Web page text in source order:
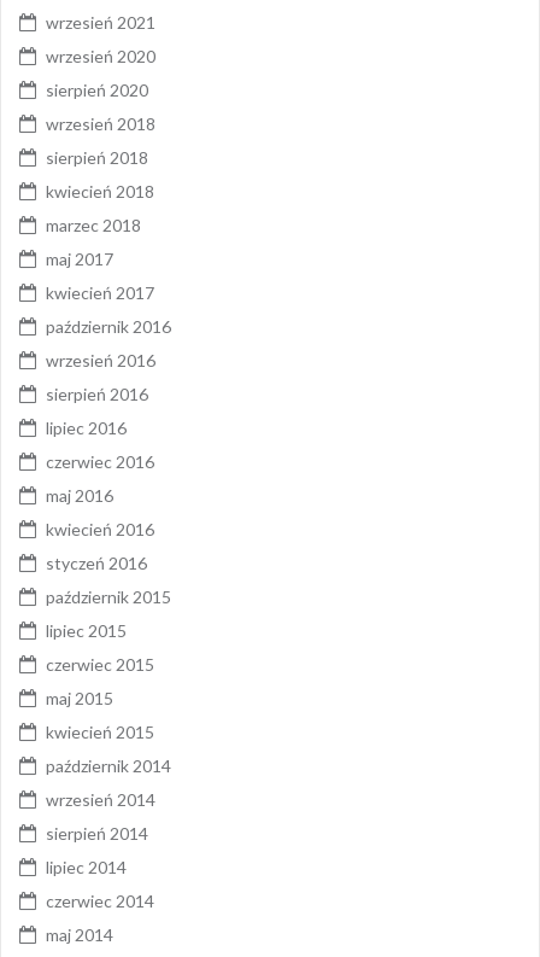
wrzesień 2021
wrzesień 2020
sierpień 2020
wrzesień 2018
sierpień 2018
kwiecień 2018
marzec 2018
maj 2017
kwiecień 2017
październik 2016
wrzesień 2016
sierpień 2016
lipiec 2016
czerwiec 2016
maj 2016
kwiecień 2016
styczeń 2016
październik 2015
lipiec 2015
czerwiec 2015
maj 2015
kwiecień 2015
październik 2014
wrzesień 2014
sierpień 2014
lipiec 2014
czerwiec 2014
maj 2014